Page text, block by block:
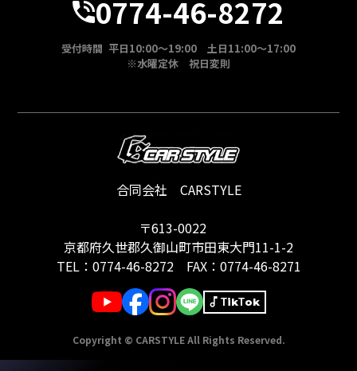
0774-46-8272
受付時間 平日10:00～19:00 土日11:00～17:00
※水曜定休 祝日変則
合同会社 CARSTYLE
〒613-0022
京都府久世郡久御山町市田東大門11-1-2
TEL： 0774-46-8272FAX：0774-46-8271
TikTok
Copyright © CARSTYLE All Rights Reserved.